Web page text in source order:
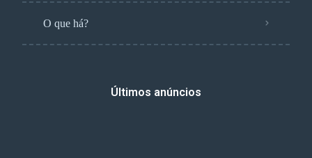
O que há?
Últimos anúncios